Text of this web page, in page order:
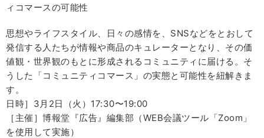
ィコマースの可能性
思想やライフスタイル、日々の感情を、SNSなどをとおして
発信する人たちが情報や商品のキュレーターとなり、その価
値観・世界観のもとに形成されるコミュニティに届ける。そ
うした「コミュニティコマース」の実態と可能性を紐解きま
す。
日時］3月2日（火）17:30〜19:00
［主催］博報堂『広告』編集部（WEB会議ツール「Zoom」
を使用して実施）